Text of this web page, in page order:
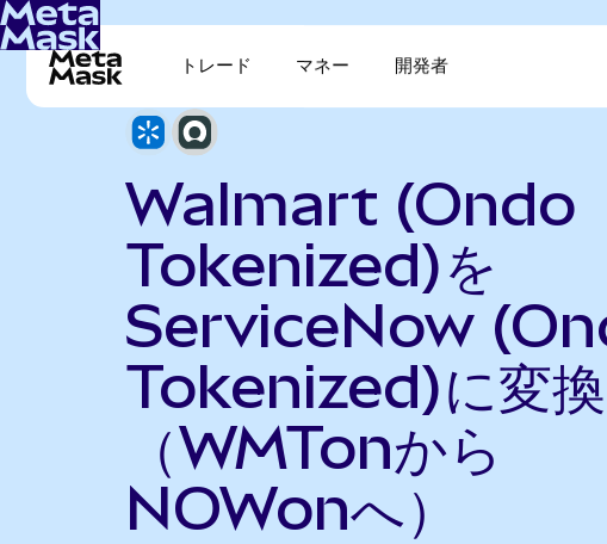
トレード マネー 開発者
Walmart (Ondo
Tokenized)を
ServiceNow
Tokenized)に変換
（WMTonから
NOWonへ）